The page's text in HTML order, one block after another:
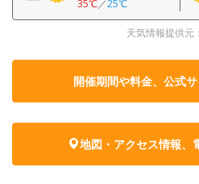
35℃／25℃
天気情報提供元
開催期間や料金、公式
地図・アクセス情報、